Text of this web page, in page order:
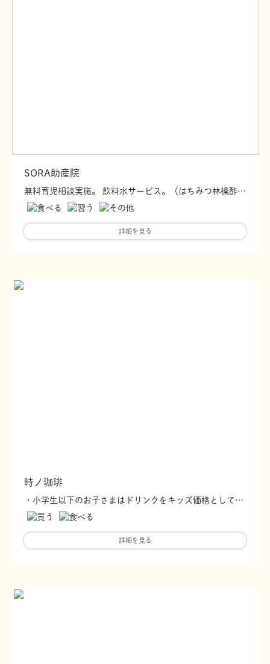
SORA助産院
無料育児相談実施。 飲料水サービス。（はちみつ林檎酢など）
詳細を見る
時ノ珈琲
・小学生以下のお子さまはドリンクをキッズ価格としてお安く提供(こちらはアプリ関係なく常時行っているサービスです) ・小学生以下のお子さまにアイスクリーム1つ無料サービス
詳細を見る